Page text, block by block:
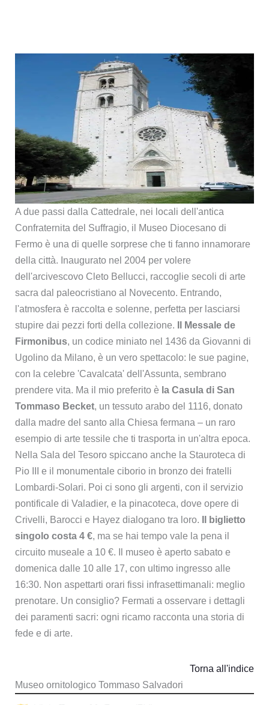
A due passi dalla Cattedrale, nei locali dell'antica
Confraternita del Suffragio, il Museo Diocesano di
Fermo è una di quelle sorprese che ti fanno innamorare
della città. Inaugurato nel 2004 per volere
dell'arcivescovo Cleto Bellucci, raccoglie secoli di arte
sacra dal paleocristiano al Novecento. Entrando,
l'atmosfera è raccolta e solenne, perfetta per lasciarsi
stupire dai pezzi forti della collezione.
Il Messale de
Firmonibus, un codice miniato nel 1436 da Giovanni di
Ugolino da Milano, è un vero spettacolo: le sue pagine,
con la celebre 'Cavalcata' dell'Assunta, sembrano
prendere vita. Ma il mio preferito è la Casula di San
Tommaso Becket, un tessuto arabo del 1116, donato
dalla madre del santo alla Chiesa fermana – un raro
esempio di arte tessile che ti trasporta in un'altra epoca.
Nella Sala del Tesoro spiccano anche la Stauroteca di
Pio III e il monumentale ciborio in bronzo dei fratelli
Lombardi-Solari. Poi ci sono gli argenti, con il servizio
pontificale di Valadier, e la pinacoteca, dove opere di
Crivelli, Barocci e Hayez dialogano tra loro.
Il biglietto
singolo costa 4 €, ma se hai tempo vale la pena il
circuito museale a 10 €. Il museo è aperto sabato e
domenica dalle 10 alle 17, con ultimo ingresso alle
16:30. Non aspettarti orari fissi infrasettimanali: meglio
prenotare. Un consiglio? Fermati a osservare i dettagli
dei paramenti sacri: ogni ricamo racconta una storia di
fede e di arte.
Museo ornitologico Tommaso Salvadori
Torna all'indice